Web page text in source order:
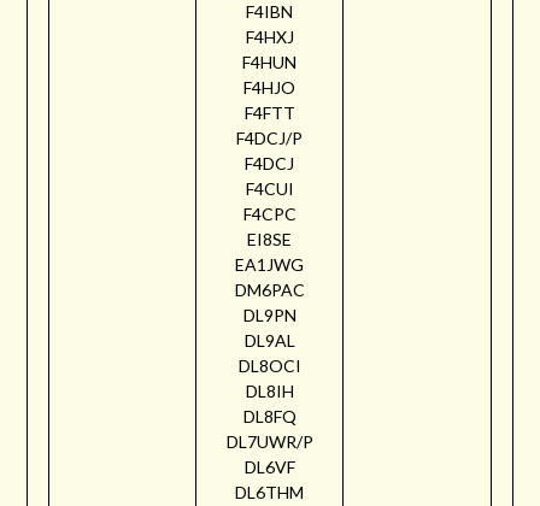
F4IBN
F4HXJ
F4HUN
F4HJO
F4FTT
F4DCJ/P
F4DCJ
F4CUI
F4CPC
EI8SE
EA1JWG
DM6PAC
DL9PN
DL9AL
DL8OCI
DL8IH
DL8FQ
DL7UWR/P
DL6VF
DL6THM